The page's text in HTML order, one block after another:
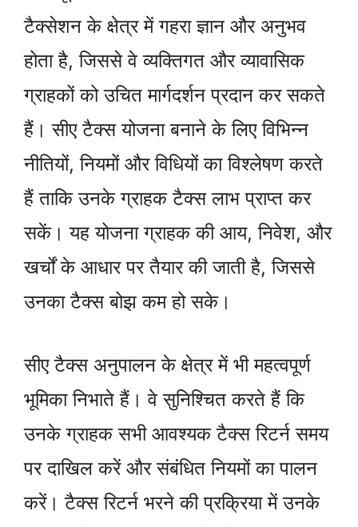
टैक्सेशन के क्षेत्र में गहरा ज्ञान और अनुभव
होता है, जिससे वे व्यक्तिगत और व्यावासिक
ग्राहकों को उचित मार्गदर्शन प्रदान कर सकते
हैं। सीए टैक्स योजना बनाने के लिए विभिन्न
नीतियों, नियमों और विधियों का विश्लेषण करते
हैं ताकि उनके ग्राहक टैक्स लाभ प्राप्त कर
सकें। यह योजना ग्राहक की आय, निवेश, और
खर्चों के आधार पर तैयार की जाती है, जिससे
उनका टैक्स बोझ कम हो सके।
सीए टैक्स अनुपालन के क्षेत्र में भी महत्वपूर्ण
भूमिका निभाते हैं। वे सुनिश्चित करते हैं कि
उनके ग्राहक सभी आवश्यक टैक्स रिटर्न समय
पर दाखिल करें और संबंधित नियमों का पालन
करें। टैक्स रिटर्न भरने की प्रक्रिया में उनके